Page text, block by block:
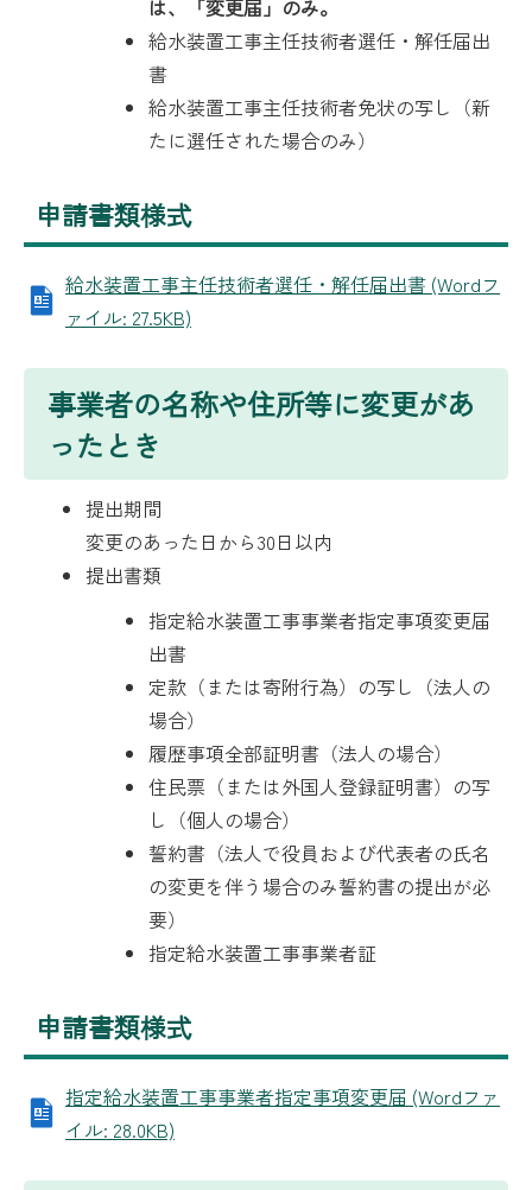
は、「変更届」のみ。
給水装置工事主任技術者選任・解任届出
書
給水装置工事主任技術者免状の写し（新
たに選任された場合のみ）
申請書類様式
給水装置工事主任技術者選任・解任届出書 (Wordフ
ァイル: 27.5KB)
事業者の名称や住所等に変更があ
ったとき
提出期間
変更のあった日から30日以内
提出書類
指定給水装置工事事業者指定事項変更届
出書
定款（または寄附行為）の写し（法人の
場合）
履歴事項全部証明書（法人の場合）
住民票（または外国人登録証明書）の写
し（個人の場合）
誓約書（法人で役員および代表者の氏名
の変更を伴う場合のみ誓約書の提出が必
要）
指定給水装置工事事業者証
申請書類様式
指定給水装置工事事業者指定事項変更届 (Wordファ
イル: 28.0KB)